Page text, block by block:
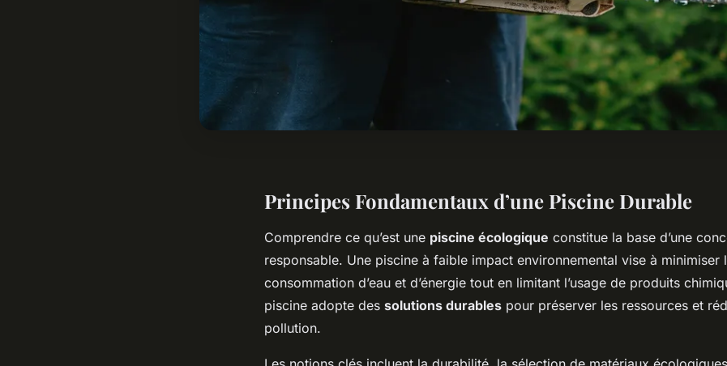
Principes Fondamentaux d’une Piscine Durable
Comprendre ce qu’est une piscine écologique constitue la base d’une
responsable. Une piscine à faible impact environnemental vise à minimiser
consommation d’eau et d’énergie tout en limitant l’usage de produits
piscine adopte des solutions durables pour préserver les ressources et
pollution.